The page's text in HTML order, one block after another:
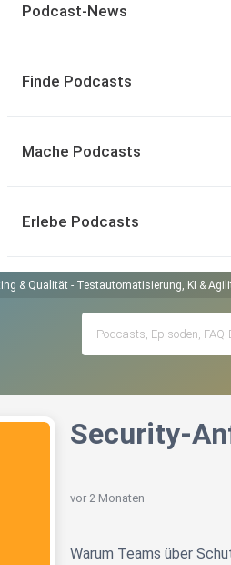
Podcast-News
Finde Podcasts
Mache Podcasts
Erlebe Podcasts
& Qualität - Testautomatisierung, KI &
Security-
vor 2 Monaten
Warum Teams über